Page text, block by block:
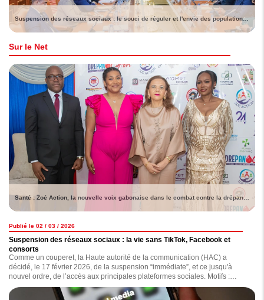
Sur le Net
Suspension des réseaux sociaux : le souci de réguler et l'envie des populations de voir lever la sanction
Santé : Zoé Action, la nouvelle voix gabonaise dans le combat contre la drépanocytose
Publié le 02 / 03 / 2026
Suspension des réseaux sociaux : la vie sans TikTok, Facebook et
consorts
Comme un couperet, la Haute autorité de la communication (HAC) a
décidé, le 17 février 2026, de la suspension “immédiate”, et ce jusqu'à
nouvel ordre, de l’accès aux principales plateformes sociales. Motifs :
diffusion de contenus jugés “inappropriés, diffamatoires, haineux ou
injurieux”. Depuis lors, comment la population vit-elle cette situation ?